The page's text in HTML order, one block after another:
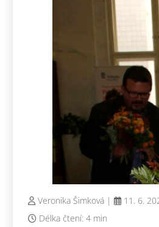
Veronika Šimková | 11. 6.
Délka čtení: 4 min